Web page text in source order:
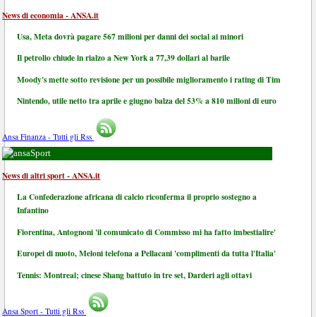
News di economia - ANSA.it
Usa, Meta dovrà pagare 567 milioni per danni dei social ai minori
Il petrolio chiude in rialzo a New York a 77,39 dollari al barile
Moody's mette sotto revisione per un possibile miglioramento i rating di Tim
Nintendo, utile netto tra aprile e giugno balza del 53% a 810 milioni di euro
Ansa Finanza - Tutti gli Rss
Sport
News di altri sport - ANSA.it
La Confederazione africana di calcio riconferma il proprio sostegno a
Infantino
Fiorentina, Antognoni 'il comunicato di Commisso mi ha fatto imbestialire'
Europei di nuoto, Meloni telefona a Pellacani 'complimenti da tutta l'Italia'
Tennis: Montreal; cinese Shang battuto in tre set, Darderi agli ottavi
Ansa Sport - Tutti gli Rss